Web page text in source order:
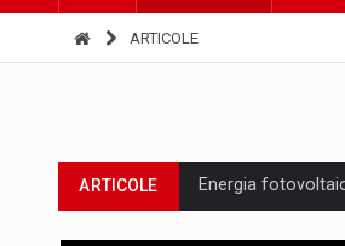
ARTICOLE
ARTICOLE Energia
ARTICOLE Cum invatam sa